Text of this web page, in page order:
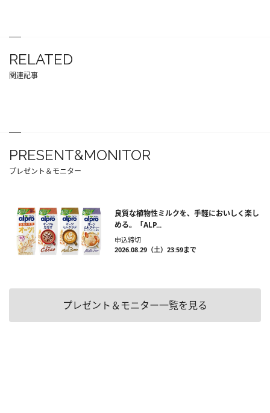
RELATED
関連記事
PRESENT&MONITOR
プレゼント＆モニター
良質な植物性ミルクを、手軽においしく楽し
める。「ALP...
申込締切
2026.08.29（土）23:59まで
プレゼント＆モニター一覧を見る